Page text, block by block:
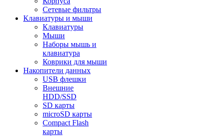
Сетевые фильтры
Клавиатуры и мыши
Клавиатуры
Мыши
Наборы мышь и
клавиатура
Коврики для мыши
Накопители данных
USB флешки
Внешние
HDD/SSD
SD карты
microSD карты
Compact Flash
карты